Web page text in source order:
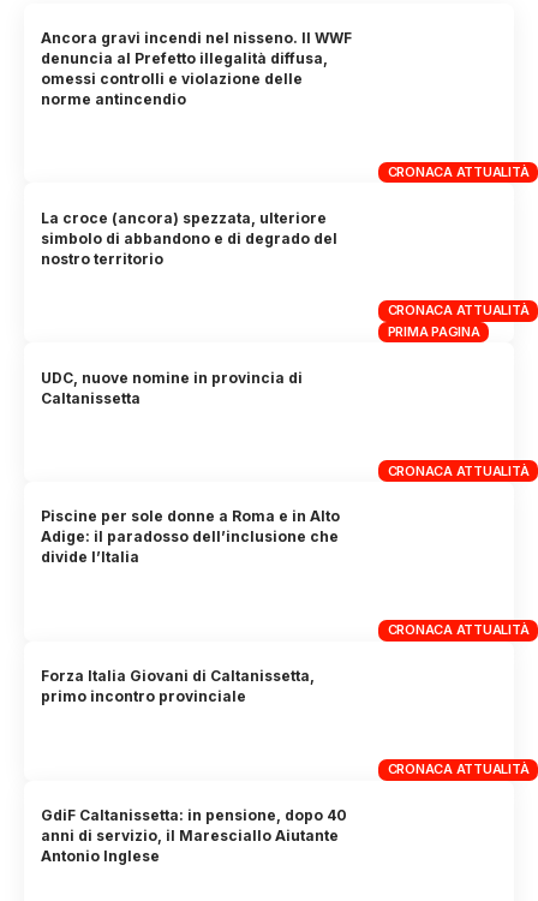
CRONACA ATTUALITÀ
Ancora gravi incendi nel nisseno. Il WWF
denuncia al Prefetto illegalità diffusa,
omessi controlli e violazione delle
norme antincendio
CRONACA ATTUALITÀ
PRIMA PAGINA
La croce (ancora) spezzata, ulteriore
simbolo di abbandono e di degrado del
nostro territorio
CRONACA ATTUALITÀ
UDC, nuove nomine in provincia di
Caltanissetta
CRONACA ATTUALITÀ
Piscine per sole donne a Roma e in Alto
Adige: il paradosso dell’inclusione che
divide l’Italia
CRONACA ATTUALITÀ
Forza Italia Giovani di Caltanissetta,
primo incontro provinciale
GdiF Caltanissetta: in pensione, dopo 40
anni di servizio, il Maresciallo Aiutante
Antonio Inglese